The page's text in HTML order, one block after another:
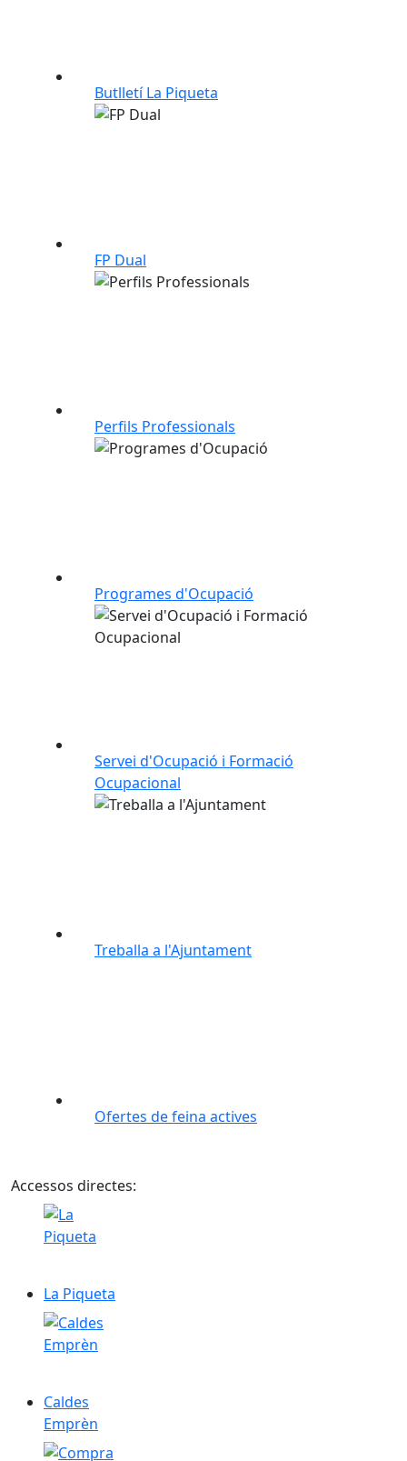
Butlletí La Piqueta
FP Dual
Perfils Professionals
Programes d'Ocupació
Servei d'Ocupació i Formació
Ocupacional
Treballa a l'Ajuntament
Ofertes de feina actives
Accessos directes:
La Piqueta
La Piqueta
Caldes Emprèn
Caldes
Emprèn
Compra a Caldes